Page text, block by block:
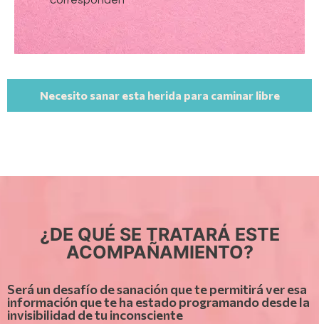
Necesito sanar esta herida para caminar libre
¿DE QUÉ SE TRATARÁ ESTE
ACOMPAÑAMIENTO?
Será un desafío de sanación que te permitirá ver esa
información que te ha estado programando desde la
invisibilidad de tu inconsciente